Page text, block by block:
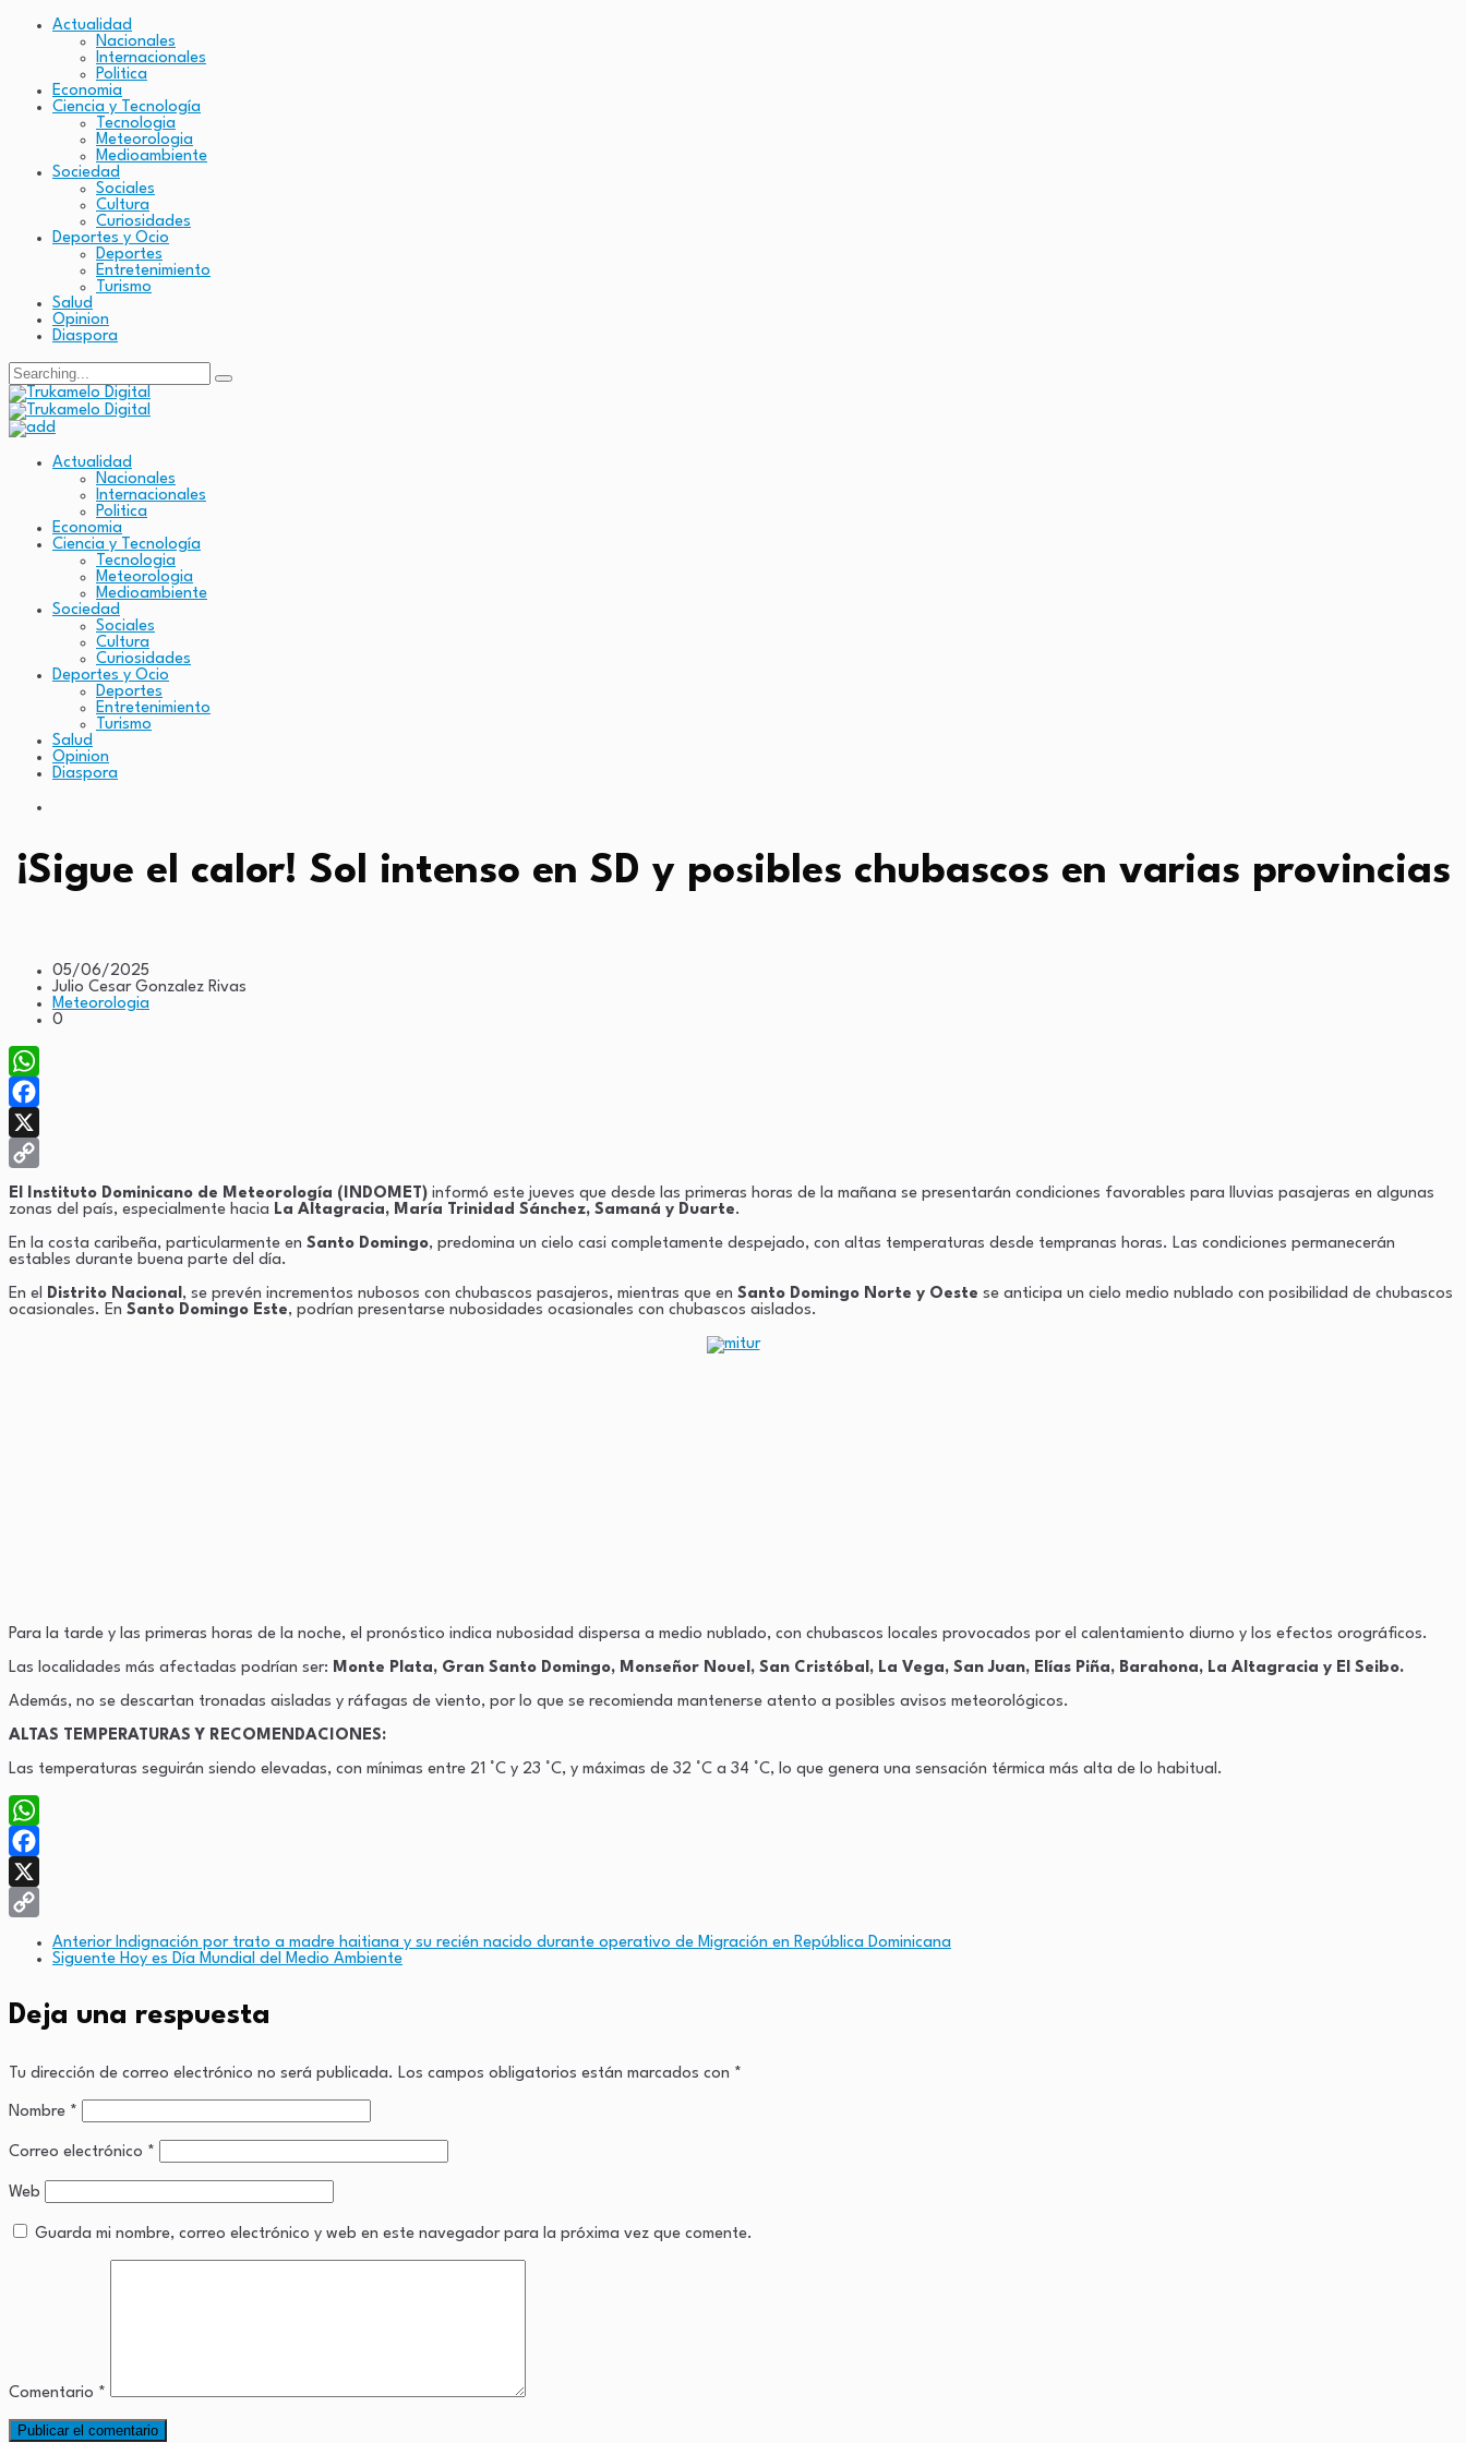
Actualidad
Nacionales
Internacionales
Politica
Economia
Ciencia y Tecnología
Tecnologia
Meteorologia
Medioambiente
Sociedad
Sociales
Cultura
Curiosidades
Deportes y Ocio
Deportes
Entretenimiento
Turismo
Salud
Opinion
Diaspora
Search
for:
Actualidad
Nacionales
Internacionales
Politica
Economia
Ciencia y Tecnología
Tecnologia
Meteorologia
Medioambiente
Sociedad
Sociales
Cultura
Curiosidades
Deportes y Ocio
Deportes
Entretenimiento
Turismo
Salud
Opinion
Diaspora
¡Sigue el calor! Sol intenso en SD y posibles chubascos en varias provincias
05/06/2025
Julio Cesar Gonzalez Rivas
Meteorologia
0
WhatsApp
Facebook
X
Copy
Link
El Instituto Dominicano de Meteorología (INDOMET) informó este jueves que desde las primeras horas de la mañana se presentarán condiciones favorables para lluvias pasajeras en algunas
zonas del país, especialmente hacia La Altagracia, María Trinidad Sánchez, Samaná y Duarte.
En la costa caribeña, particularmente en Santo Domingo, predomina un cielo casi completamente despejado, con altas temperaturas desde tempranas horas. Las condiciones permanecerán
estables durante buena parte del día.
En el Distrito Nacional , se prevén incrementos nubosos con chubascos pasajeros, mientras que en Santo Domingo Norte y Oeste se anticipa un cielo medio nublado con posibilidad de chubascos
ocasionales. En Santo Domingo Este, podrían presentarse nubosidades ocasionales con chubascos aislados.
Para la tarde y las primeras horas de la noche, el pronóstico indica nubosidad dispersa a medio nublado, con chubascos locales provocados por el calentamiento diurno y los efectos orográficos.
Las localidades más afectadas podrían ser: Monte Plata, Gran Santo Domingo, Monseñor Nouel, San Cristóbal, La Vega, San Juan, Elías Piña, Barahona, La Altagracia y El Seibo.
Además, no se descartan tronadas aisladas y ráfagas de viento, por lo que se recomienda mantenerse atento a posibles avisos meteorológicos.
ALTAS TEMPERATURAS Y RECOMENDACIONES:
Las temperaturas seguirán siendo elevadas, con mínimas entre 21 °C y 23 °C, y máximas de 32 °C a 34 °C, lo que genera una sensación térmica más alta de lo habitual.
WhatsApp
Facebook
X
Anterior Indignación por trato a madre haitiana y su recién nacido durante operativo de Migración en República Dominicana
Siguente Hoy es Día Mundial del Medio Ambiente
Deja una respuesta
Tu dirección de correo electrónico no será publicada. Los campos obligatorios están marcados con *
Nombre *
Correo electrónico *
Web
Guarda mi nombre, correo electrónico y web en este navegador para la próxima vez que comente.
Comentario *